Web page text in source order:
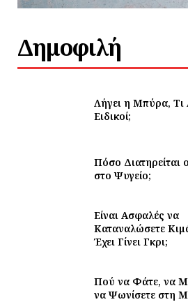
Δημοφιλή
Λήγει η Μπύρα, Τι
Ειδικοί;
Πόσο Διατηρείται
στο Ψυγείο;
Είναι Ασφαλές να
Καταναλώσετε
Έχει Γίνει Γκρι;
Πού να Φάτε, να
να Ψωνίσετε στη